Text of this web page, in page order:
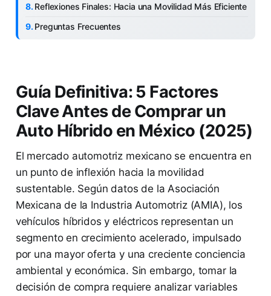
Reflexiones Finales: Hacia una Movilidad Más Eficiente
Preguntas Frecuentes
Guía Definitiva: 5 Factores
Clave Antes de Comprar un
Auto Híbrido en México (2025)
El mercado automotriz mexicano se encuentra en
un punto de inflexión hacia la movilidad
sustentable. Según datos de la Asociación
Mexicana de la Industria Automotriz (AMIA), los
vehículos híbridos y eléctricos representan un
segmento en crecimiento acelerado, impulsado
por una mayor oferta y una creciente conciencia
ambiental y económica. Sin embargo, tomar la
decisión de compra requiere analizar variables